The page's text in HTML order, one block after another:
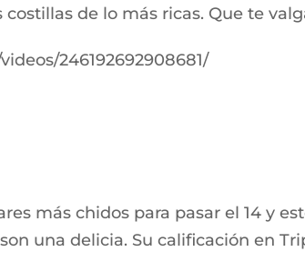
de lo más ricas. Que te
246192692908681/
más chidos para pasar el 14 y
una delicia. Su calificación en